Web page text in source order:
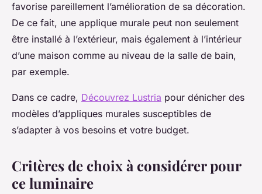
favorise pareillement l’amélioration de sa décoration.
De ce fait, une applique murale peut non seulement
être installé à l’extérieur, mais également à l’intérieur
d’une maison comme au niveau de la salle de bain,
par exemple.
Dans ce cadre, Découvrez Lustria pour dénicher des
modèles d’appliques murales susceptibles de
s’adapter à vos besoins et votre budget.
Critères de choix à considérer pour
ce luminaire